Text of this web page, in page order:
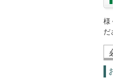
様
だ